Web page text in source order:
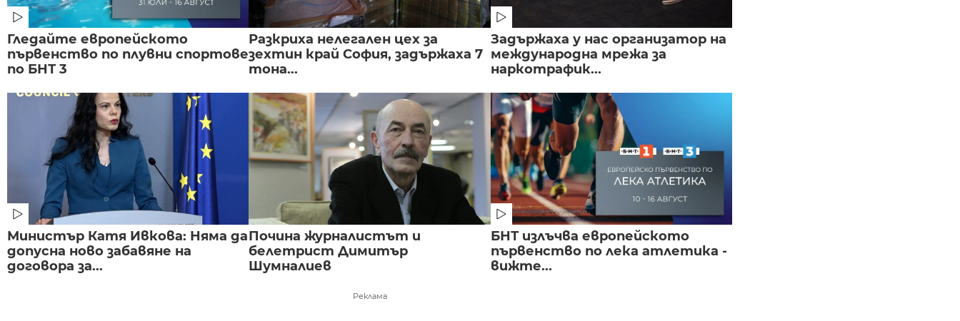
Гледайте европейското
първенство по плувни спортове
по БНТ 3
Разкриха нелегален цех за
зехтин край София, задържаха 7
тона...
Задържаха у нас организатор на
международна мрежа за
наркотрафик...
Министър Катя Ивкова: Няма да
допусна ново забавяне на
договора за...
Почина журналистът и
белетрист Димитър
Шумналиев
БНТ излъчва европейското
първенство по лека атлетика -
вижте...
Реклама